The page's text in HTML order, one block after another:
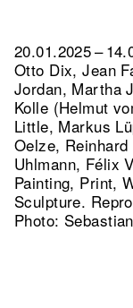
20.01.2025 –
Otto Dix, Jean
Jordan, Martha
Kolle (Helmut
Little, Markus
Oelze,
Uhlmann, Félix
Painting, Print,
Sculpture.
Photo: